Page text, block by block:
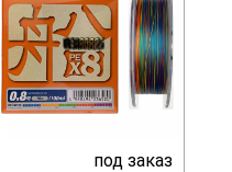
под заказ